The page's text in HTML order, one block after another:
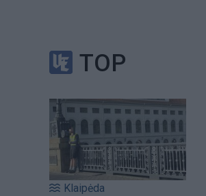
TOP
Klaipėda